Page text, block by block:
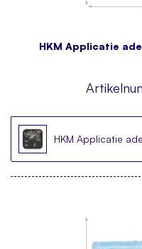
HKM Applicatie
HKM Applicatie